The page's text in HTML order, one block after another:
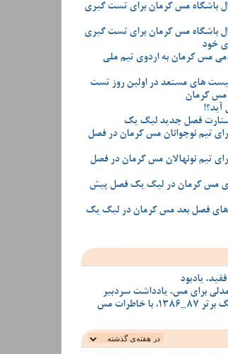
باشگاه مس کرمان برای تست گیری
باشگاه مس کرمان برای تست گیری
مس کرمان به اردوی تیم ملی
های مستعد در اولین روز تست
مس کرمان
فصل جدید لیگ یک
تیم نوجوانان مس کرمان در فصل
تیم نونهالان مس کرمان در فصل
های مس کرمان در لیگ یک فصل پیش
های فصل بعد مس کرمان در لیگ یک
یادبود
برای مس، یادداشت سردبیر
خاطرات مس